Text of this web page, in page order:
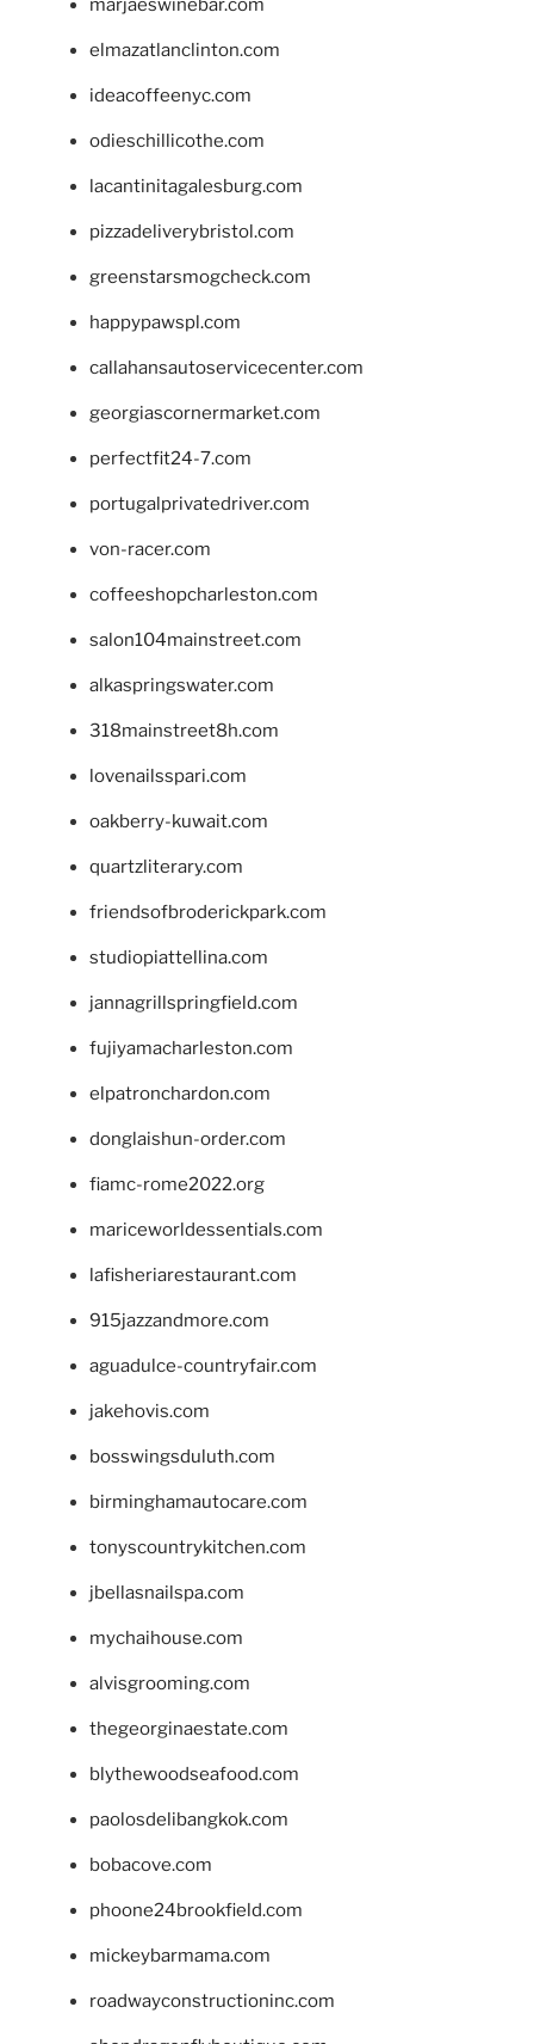
marjaeswinebar.com
elmazatlanclinton.com
ideacoffeenyc.com
odieschillicothe.com
lacantinitagalesburg.com
pizzadeliverybristol.com
greenstarsmogcheck.com
happypawspl.com
callahansautoservicecenter.com
georgiascornermarket.com
perfectfit24-7.com
portugalprivatedriver.com
von-racer.com
coffeeshopcharleston.com
salon104mainstreet.com
alkaspringswater.com
318mainstreet8h.com
lovenailsspari.com
oakberry-kuwait.com
quartzliterary.com
friendsofbroderickpark.com
studiopiattellina.com
jannagrillspringfield.com
fujiyamacharleston.com
elpatronchardon.com
donglaishun-order.com
fiamc-rome2022.org
mariceworldessentials.com
lafisheriarestaurant.com
915jazzandmore.com
aguadulce-countryfair.com
jakehovis.com
bosswingsduluth.com
birminghamautocare.com
tonyscountrykitchen.com
jbellasnailspa.com
mychaihouse.com
alvisgrooming.com
thegeorginaestate.com
blythewoodseafood.com
paolosdelibangkok.com
bobacove.com
phoone24brookfield.com
mickeybarmama.com
roadwayconstructioninc.com